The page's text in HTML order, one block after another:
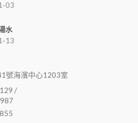
03
水
13
號海濱中心1203室
/